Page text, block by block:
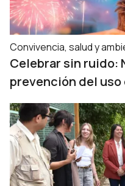
Convivencia, salud y
Celebrar sin ruido:
prevención del